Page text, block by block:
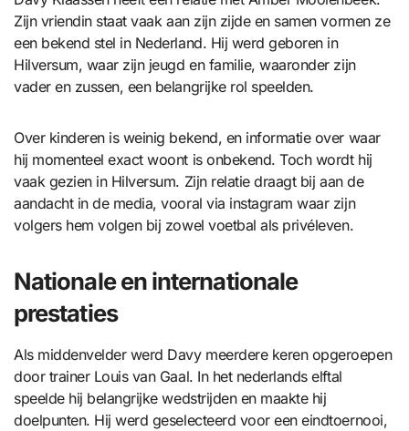
Zijn vriendin staat vaak aan zijn zijde en samen vormen ze
een bekend stel in Nederland. Hij werd geboren in
Hilversum, waar zijn jeugd en familie, waaronder zijn
vader en zussen, een belangrijke rol speelden.
Over kinderen is weinig bekend, en informatie over waar
hij momenteel exact woont is onbekend. Toch wordt hij
vaak gezien in Hilversum. Zijn relatie draagt bij aan de
aandacht in de media, vooral via instagram waar zijn
volgers hem volgen bij zowel voetbal als privéleven.
Nationale en internationale
prestaties
Als middenvelder werd Davy meerdere keren opgeroepen
door trainer Louis van Gaal. In het nederlands elftal
speelde hij belangrijke wedstrijden en maakte hij
doelpunten. Hij werd geselecteerd voor een eindtoernooi,